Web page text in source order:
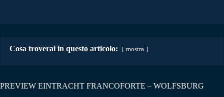
Cosa troverai in questo articolo: mostra
PREVIEW EINTRACHT FRANCOFORTE – WOLFSBURG